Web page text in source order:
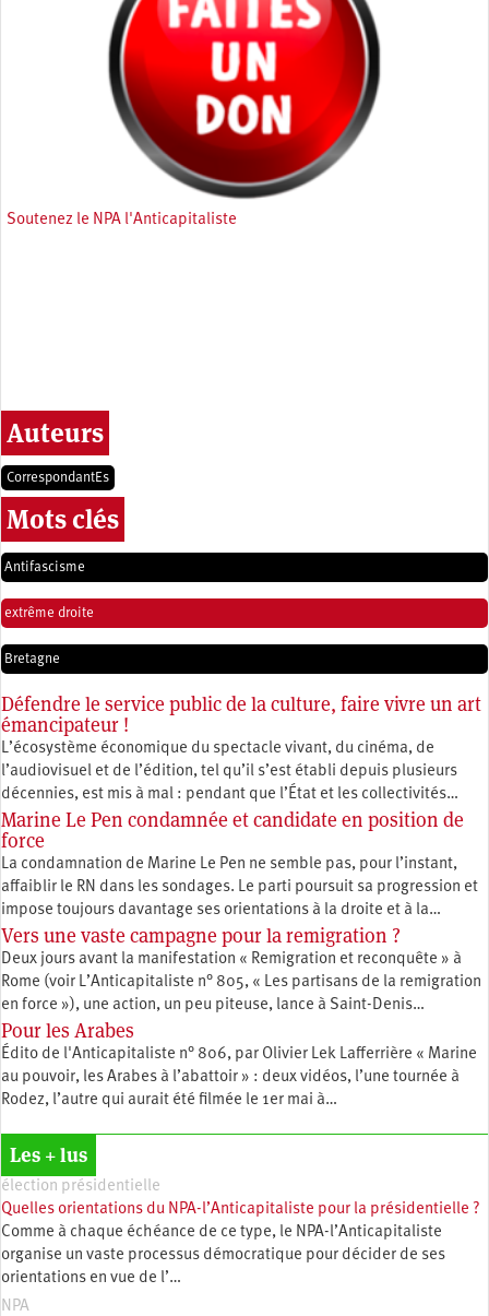
Soutenez le NPA l'Anticapitaliste
Auteurs
CorrespondantEs
Mots clés
Antifascisme
extrême droite
Bretagne
Défendre le service public de la culture, faire vivre un art
émancipateur !
L’écosystème économique du spectacle vivant, du cinéma, de
l’audiovisuel et de l’édition, tel qu’il s’est établi depuis plusieurs
décennies, est mis à mal : pendant que l’État et les collectivités…
Marine Le Pen condamnée et candidate en position de
force
La condamnation de Marine Le Pen ne semble pas, pour l’instant,
affaiblir le RN dans les sondages. Le parti poursuit sa progression et
impose toujours davantage ses orientations à la droite et à la…
Vers une vaste campagne pour la remigration ?
Deux jours avant la manifestation « Remigration et reconquête » à
Rome (voir L’Anticapitaliste n° 805, « Les partisans de la remigration
en force »), une action, un peu piteuse, lance à Saint-Denis…
Pour les Arabes
Édito de l'Anticapitaliste n° 806, par Olivier Lek Lafferrière « Marine
au pouvoir, les Arabes à l’abattoir » : deux vidéos, l’une tournée à
Rodez, l’autre qui aurait été filmée le 1er mai à…
Les + lus
élection présidentielle
Quelles orientations du NPA-l’Anticapitaliste pour la présidentielle ?
Comme à chaque échéance de ce type, le NPA-l’Anticapitaliste
organise un vaste processus démocratique pour décider de ses
orientations en vue de l’…
NPA